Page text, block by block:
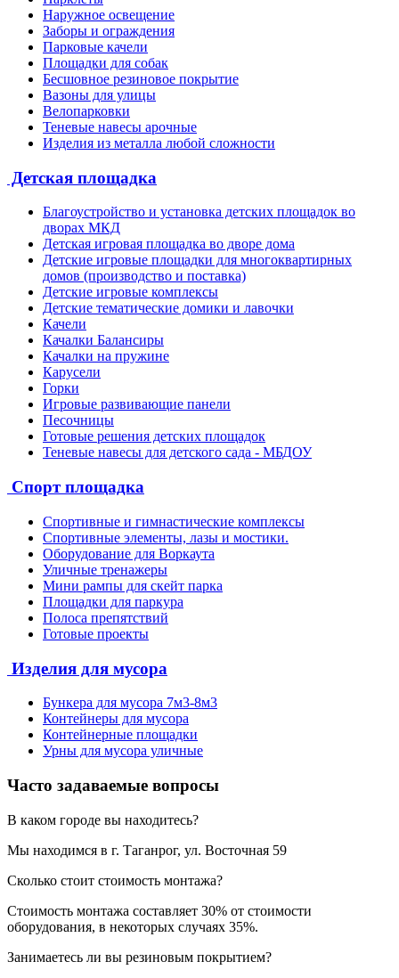
Наружное освещение
Заборы и ограждения
Парковые качели
Площадки для собак
Бесшовное резиновое покрытие
Вазоны для улицы
Велопарковки
Теневые навесы арочные
Изделия из металла любой сложности
Детская площадка
Благоустройство и установка детских площадок во
дворах МКД
Детская игровая площадка во дворе дома
Детские игровые площадки для многоквартирных
домов (производство и поставка)
Детские игровые комплексы
Детские тематические домики и лавочки
Качели
Качалки Балансиры
Качалки на пружине
Карусели
Горки
Игровые развивающие панели
Песочницы
Готовые решения детских площадок
Теневые навесы для детского сада - МБДОУ
Спорт площадка
Спортивные и гимнастические комплексы
Спортивные элементы, лазы и мостики.
Оборудование для Воркаута
Уличные тренажеры
Мини рампы для скейт парка
Площадки для паркура
Полоса препятствий
Готовые проекты
Изделия для мусора
Бункера для мусора 7м3-8м3
Контейнеры для мусора
Контейнерные площадки
Урны для мусора уличные
Часто задаваемые вопросы
В каком городе вы находитесь?
Мы находимся в г. Таганрог, ул. Восточная 59
Сколько стоит стоимость монтажа?
Стоимость монтажа составляет 30% от стоимости
оборудования, в некоторых случаях 35%.
Занимаетесь ли вы резиновым покрытием?